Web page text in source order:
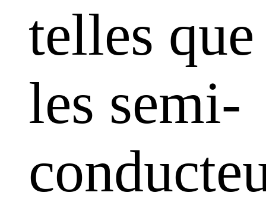
telles que
les semi-